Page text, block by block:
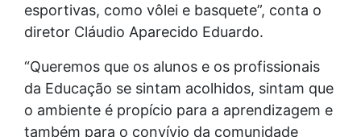
esportivas, como vôlei e basquete”, conta o
diretor Cláudio Aparecido Eduardo.
“Queremos que os alunos e os profissionais
da Educação se sintam acolhidos, sintam que
o ambiente é propício para a aprendizagem e
também para o convívio da comunidade